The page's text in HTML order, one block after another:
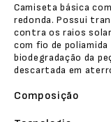
Camiseta básica
redonda. Possui
contra os raios
com fio de
biodegradação da
descartada em
Composição